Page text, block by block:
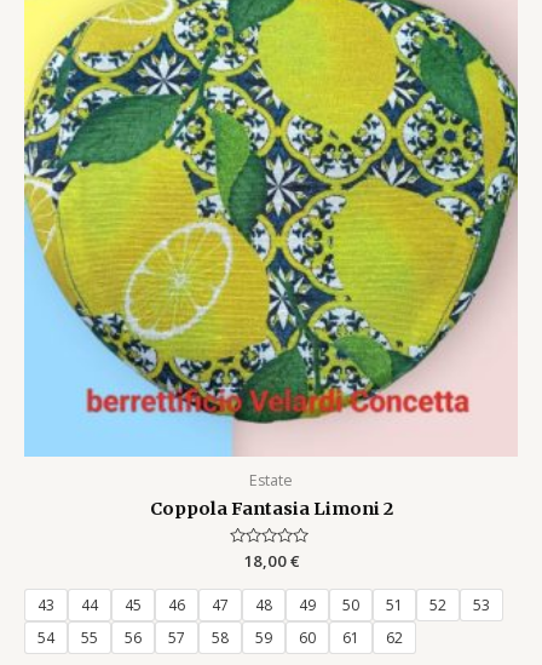
Estate
Coppola Fantasia Limoni 2
Rated
out
18,00€
43 44 45 46 47 48 49 50 51 52
53
54
55 56 57 58 59 60 61 62